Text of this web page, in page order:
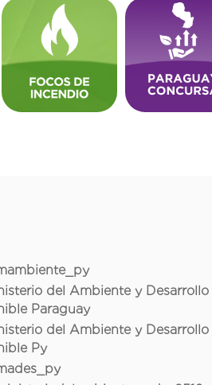
del Ambiente y Desarrollo
Paraguay
del Ambiente y Desarrollo
Py